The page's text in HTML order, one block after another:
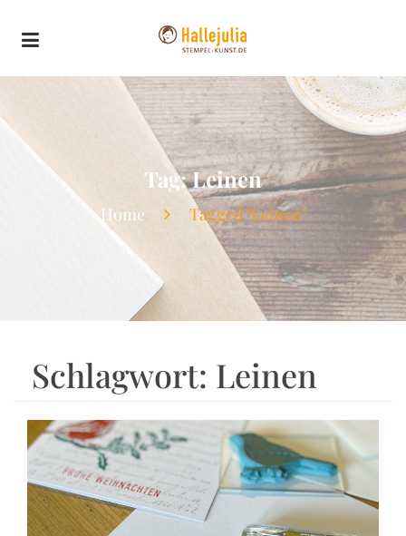
Tag: Leinen
Home Tagged "Leinen"
Schlagwort: Leinen